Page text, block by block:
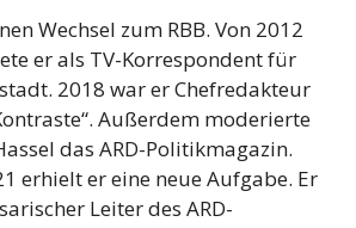
Wechsel zum RBB. Von 2012
er als TV-Korrespondent für
2018 war er Chefredakteur
Außerdem moderierte
das ARD-Politikmagazin.
erhielt er eine neue Aufgabe. Er
Leiter des ARD-